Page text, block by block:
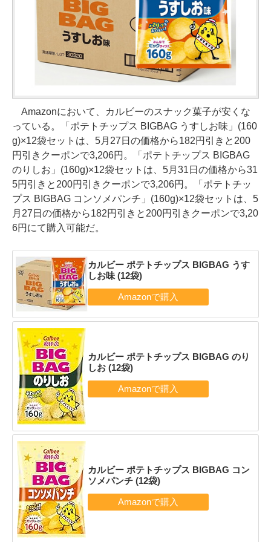
Amazonにおいて、カルビーのスナック菓子が安くな
っている。「ポテトチップス BIGBAG うすしお味」(160
g)×12袋セットは、5月27日の価格から182円引きと200
円引きクーポンで3,206円。「ポテトチップス BIGBAG
のりしお」(160g)×12袋セットは、5月31日の価格から31
5円引きと200円引きクーポンで3,206円。「ポテトチッ
プス BIGBAG コンソメパンチ」(160g)×12袋セットは、5
月27日の価格から182円引きと200円引きクーポンで3,20
6円にて購入可能だ。
カルビー ポテトチップス BIGBAG うす
しお味 (12袋)
カルビー ポテトチップス BIGBAG のり
しお (12袋)
カルビー ポテトチップス BIGBAG コン
ソメパンチ (12袋)